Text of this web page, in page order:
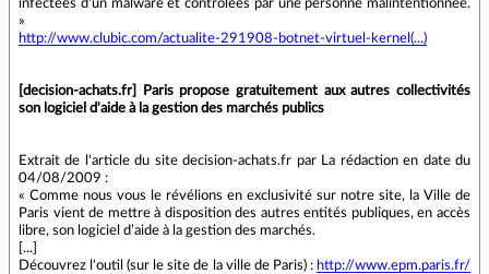
infectées d'un malware et contrôlées par une personne malintentionnée.
»
http://www.clubic.com/actualite-291908-botnet-virtuel-kernel(...)
[decision-achats.fr] Paris propose gratuitement aux autres collectivités
son logiciel d'aide à la gestion des marchés publics
Extrait de l'article du site decision-achats.fr par La rédaction en date du
04/08/2009 :
« Comme nous vous le révélions en exclusivité sur notre site, la Ville de
Paris vient de mettre à disposition des autres entités publiques, en accès
libre, son logiciel d’aide à la gestion des marchés.
[...]
Découvrez l'outil (sur le site de la ville de Paris) : http://www.epm.paris.fr/